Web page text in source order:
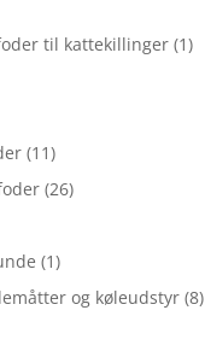
til kattekillinger (1)
(11)
(26)
(1)
og køleudstyr (8)